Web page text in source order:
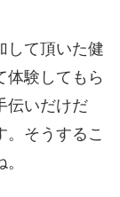
して頂いた健
体験してもら
伝いだけだ
。そうするこ